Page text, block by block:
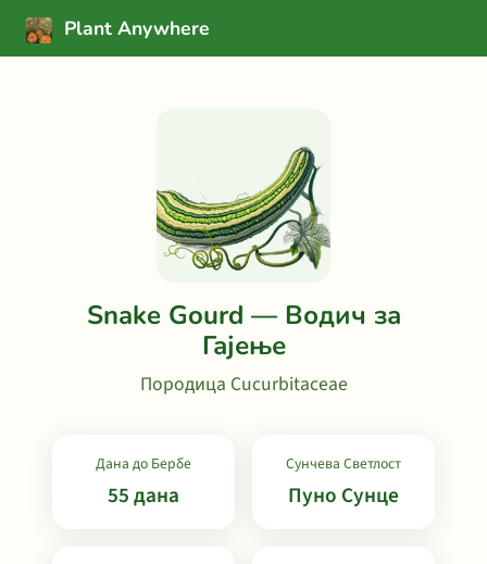
Plant Anywhere
Snake Gourd — Водич за
Гајење
Породица Cucurbitaceae
Дана до Бербе
55 дана
Сунчева Светлост
Пуно Сунце